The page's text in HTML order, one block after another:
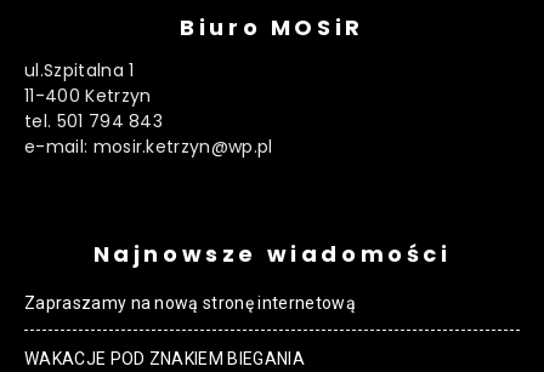
Biuro MOSiR
ul.Szpitalna 1
11-400 Ketrzyn
tel. 501 794 843
e-mail: mosir.ketrzyn@wp.pl
Najnowsze wiadomości
Zapraszamy na nową stronę internetową
WAKACJE POD ZNAKIEM BIEGANIA